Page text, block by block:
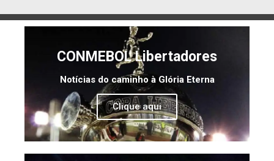
CONMEBOL Libertadores
Notícias do caminho à Glória Eterna
Clique aqui